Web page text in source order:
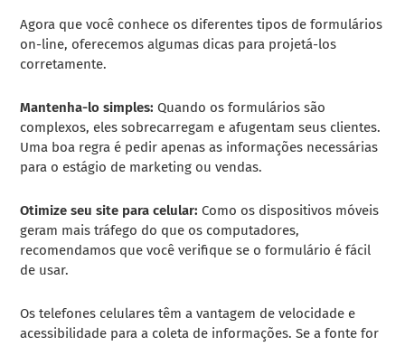
Agora que você conhece os diferentes tipos de formulários
on-line, oferecemos algumas dicas para projetá-los
corretamente.
Mantenha-lo simples:Quando os formulários são
complexos, eles sobrecarregam e afugentam seus clientes.
Uma boa regra é pedir apenas as informações necessárias
para o estágio de marketing ou vendas.
Otimize seu site para celular:Como os dispositivos móveis
geram mais tráfego do que os computadores,
recomendamos que você verifique se o formulário é fácil
de usar.
Os telefones celulares têm a vantagem de velocidade e
acessibilidade para a coleta de informações. Se a fonte for